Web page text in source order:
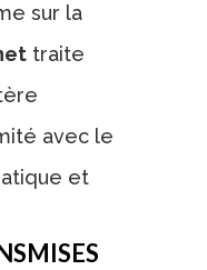
sur la
traite
avec le
et